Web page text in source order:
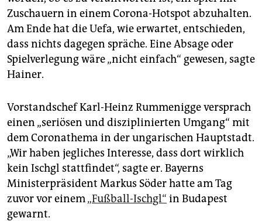
Zuschauern in einem Corona-Hotspot abzuhalten.
Am Ende hat die Uefa, wie erwartet, entschieden,
dass nichts dagegen spräche. Eine Absage oder
Spielverlegung wäre „nicht einfach“ gewesen, sagte
Hainer.
Vorstandschef Karl-Heinz Rummenigge versprach
einen „seriösen und disziplinierten Umgang“ mit
dem Coronathema in der ungarischen Hauptstadt.
„Wir haben jegliches Interesse, dass dort wirklich
kein Ischgl stattfindet“, sagte er. Bayerns
Ministerpräsident Markus Söder hatte am Tag
zuvor vor einem„Fußball-Ischgl“ in Budapest
gewarnt.